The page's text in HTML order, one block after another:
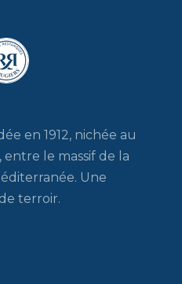
en 1912, nichée au
le massif de la
Une
terroir.